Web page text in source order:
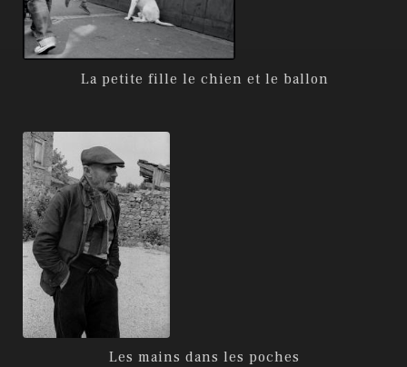
La petite fille le chien et le ballon
Les mains dans les poches